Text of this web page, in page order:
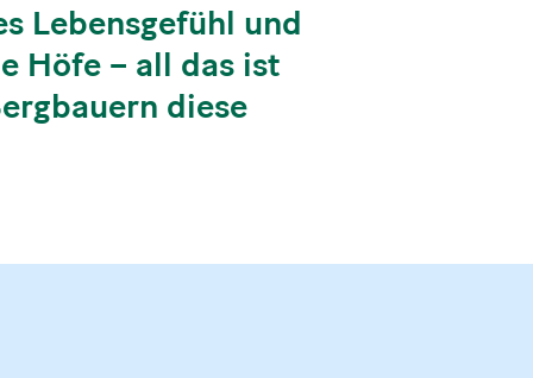
Lebensgefühl und
Höfe – all das ist
diese